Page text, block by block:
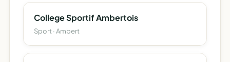
College Sportif Ambertois
Sport · Ambert